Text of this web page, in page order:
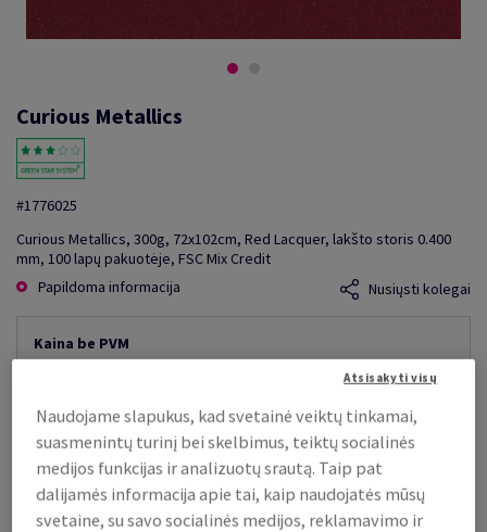
Curious Metallics
#1776025
Curious Metallics, 300g, 72x102cm, Red Lacquer, lakšto storis 0.400
mm, 100 lapų pakuotėje, FSC Mix Credit
Papildoma informacija
Nusiųsti kolegai
Kaina be PVM
4 218,09 € 10,00% nuolaida
už 1 000 lap.
(220 kg )
PALAIKOMA SANDĖLYJE
Kiekių palyginimas
Naudojame slapukus, kad svetainė veiktų tinkamai,
suasmenintų turinį bei skelbimus, teiktų socialinės
medijos funkcijas ir analizuotų srautą. Taip pat
dalijamės informacija apie tai, kaip naudojatės mūsų
svetaine, su savo socialinės medijos, reklamavimo ir
Atsisakyti visų